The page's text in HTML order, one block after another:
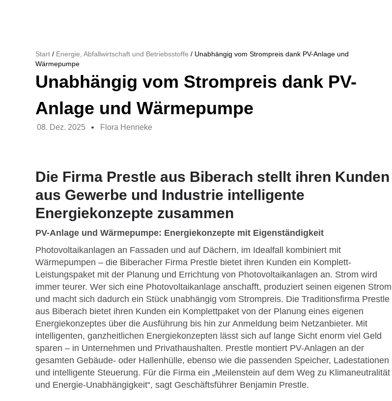
Start / Energie, Abfallwirtschaft und Betriebsstoffe / Unabhängig vom Strompreis dank PV-Anlage und
Wärmepumpe
Unabhängig vom Strompreis dank PV-
Anlage und Wärmepumpe
08. Dez. 2025 Flora Henneke
Die Firma Prestle aus Biberach stellt ihren Kunden
aus Gewerbe und Industrie intelligente
Energiekonzepte zusammen
PV-Anlage und Wärmepumpe: Energiekonzepte mit Eigenständigkeit
Photovoltaikanlagen an Fassaden und auf Dächern, im Idealfall kombiniert mit
Wärmepumpen – die Biberacher Firma Prestle bietet ihren Kunden ein Komplett-
Leistungspaket mit der Planung und Errichtung von Photovoltaikanlagen an. Strom wird
immer teurer. Wer sich eine Photovoltaikanlage anschafft, produziert seinen eigenen Strom
und macht sich dadurch ein Stück unabhängig vom Strompreis. Die Traditionsfirma Prestle
aus Biberach bietet ihren Kunden ein Komplettpaket von der Planung eines eigenen
Energiekonzeptes über die Ausführung bis hin zur Anmeldung beim Netzanbieter. Mit
intelligenten, ganzheitlichen Energiekonzepten lässt sich auf lange Sicht enorm viel Geld
sparen – in Unternehmen und Privathaushalten. Prestle montiert PV-Anlagen an der
gesamten Gebäude- oder Hallenhülle, ebenso wie die passenden Speicher, Ladestationen
und intelligente Steuerung. Für die Firma ein „Meilenstein auf dem Weg zu Klimaneutralität
und Energie-Unabhängigkeit“, sagt Geschäftsführer Benjamin Prestle.